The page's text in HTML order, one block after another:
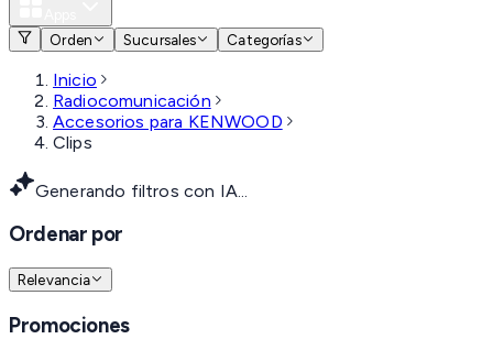
Orden
Sucursales Categorías
Inicio
Radiocomunicación
Accesorios para KENWOOD
Clips
Generando filtros con IA...
Ordenar por
Relevancia
Promociones